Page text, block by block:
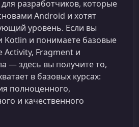
для разработчиков, которые
Android и хотят
уровень. Если вы
Kotlin и понимаете базовые
Activity, Fragment и
— здесь вы получите то,
в базовых курсах:
полноценного,
и качественного